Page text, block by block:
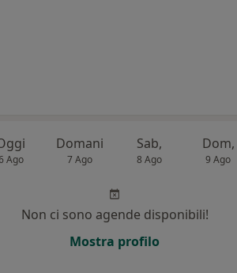
Ago
Domani
7 Ago
Sab,
8 Ago
Dom,
9 Ago
Non ci sono agende disponibili!
Mostra profilo